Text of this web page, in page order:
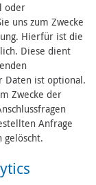
oder
uns zum Zwecke
Hierfür ist die
Diese dient
Daten ist optional.
Zwecke der
Anfrage
gelöscht.